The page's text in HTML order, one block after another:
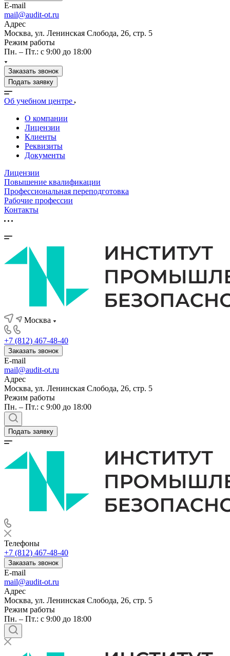
E-mail
mail@audit-ot.ru
Адрес
Москва, ул. Ленинская Слобода, 26, стр. 5
Режим работы
Пн. – Пт.: с 9:00 до 18:00
Заказать звонок
Подать заявку
Об учебном центре
О компании
Лицензии
Клиенты
Реквизиты
Документы
Лицензии
Повышение квалификации
Профессиональная переподготовка
Рабочие профессии
Контакты
Москва
+7 (812) 467-48-40
Заказать звонок
E-mail
mail@audit-ot.ru
Адрес
Москва, ул. Ленинская Слобода, 26, стр. 5
Режим работы
Пн. – Пт.: с 9:00 до 18:00
Подать заявку
Телефоны
+7 (812) 467-48-40
Заказать звонок
E-mail
mail@audit-ot.ru
Адрес
Москва, ул. Ленинская Слобода, 26, стр. 5
Режим работы
Пн. – Пт.: с 9:00 до 18:00